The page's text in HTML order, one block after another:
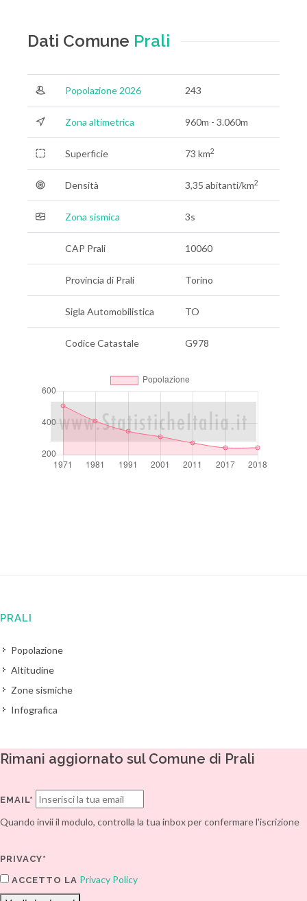
Dati Comune Prali
Popolazione 2026 243
Zona altimetrica 960m - 3.060m
Superficie 73 km2
Densità 3,35 abitanti/km2
Zona sismica 3s
CAP Prali 10060
Provincia di Prali Torino
Sigla Automobilistica TO
Codice Catastale G978
PRALI
Popolazione
Altitudine
Zone sismiche
Infografica
Rimani aggiornato sul Comune di Prali
EMAIL*
Quando invii il modulo, controlla la tua inbox per confermare l'iscrizione
PRIVACY*
ACCETTO LA Privacy Policy